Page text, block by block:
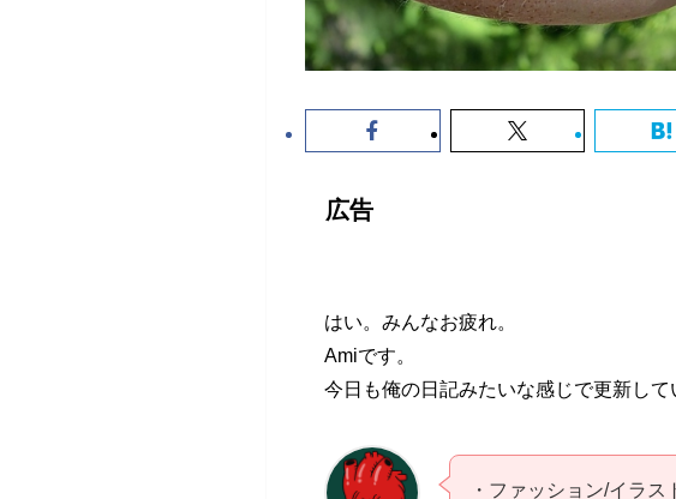
広告
はい。みんなお疲れ。
Amiです。
今日も俺の日記みたいな感じで更新して
・ファッション/イラ